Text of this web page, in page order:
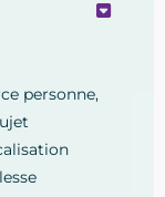
personne,